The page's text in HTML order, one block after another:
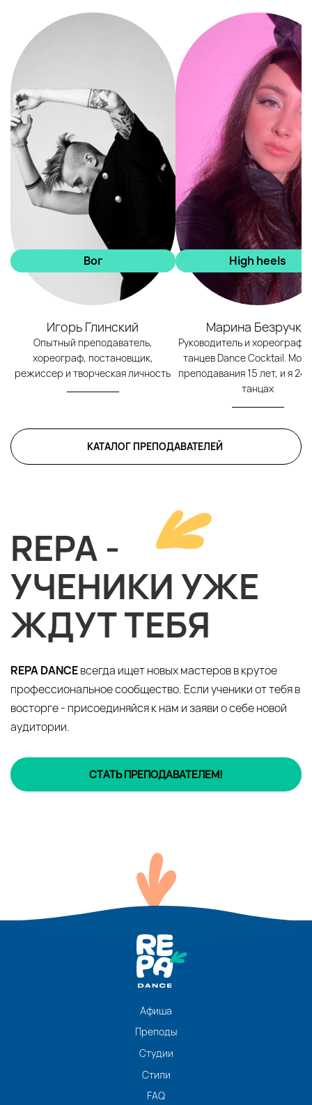
Вог
Игорь Глинский
Опытный преподаватель,
хореограф, постановщик,
режиссер и творческая личность
High heels
Марина Безручко
Руководитель и хореограф
танцев Dance Cocktail. Мой
преподавания 15 лет, и я 24
танцах
КАТАЛОГ ПРЕПОДАВАТЕЛЕЙ
REPA -
УЧЕНИКИ УЖЕ
ЖДУТ ТЕБЯ
REPA DANCEвсегда ищет новых мастеров в крутое
профессиональное сообщество. Если ученики от тебя в
восторге - присоединяйся к нам и заяви о себе новой
аудитории.
СТАТЬ ПРЕПОДАВАТЕЛЕМ!
Афиша
Преподы
Студии
Стили
FAQ